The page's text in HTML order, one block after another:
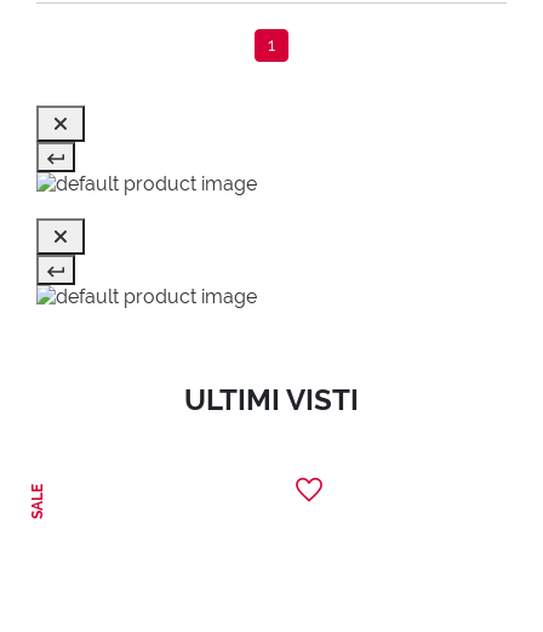
1
ULTIMI VISTI
SALE